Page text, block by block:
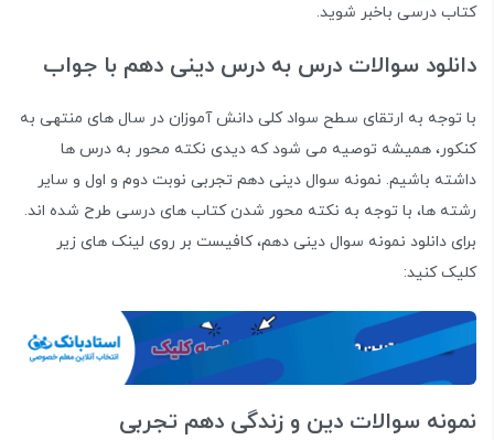
کتاب درسی باخبر شوید.
دانلود سوالات درس به درس دینی دهم با جواب
با توجه به ارتقای سطح سواد کلی دانش آموزان در سال های منتهی به
کنکور، همیشه توصیه می شود که دیدی نکته محور به درس ها
داشته باشیم. نمونه سوال دینی دهم تجربی نوبت دوم و اول و سایر
رشته ها، با توجه به نکته محور شدن کتاب های درسی طرح شده اند.
برای دانلود نمونه سوال دینی دهم، کافیست بر روی لینک های زیر
کلیک کنید:
نمونه سوالات دین و زندگی دهم تجربی